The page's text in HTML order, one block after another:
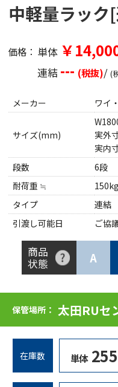
中軽量ラック
価格： 単体 ￥
連結 --- (税抜)/(
メーカー ワイ
サイズ(mm)
実外
実内
段数
6段
耐荷重 ≒
タイプ
連結
引渡し可能日
ご協
商品
状態
A
保管場所： 太田RUセ
在庫数 単体 255